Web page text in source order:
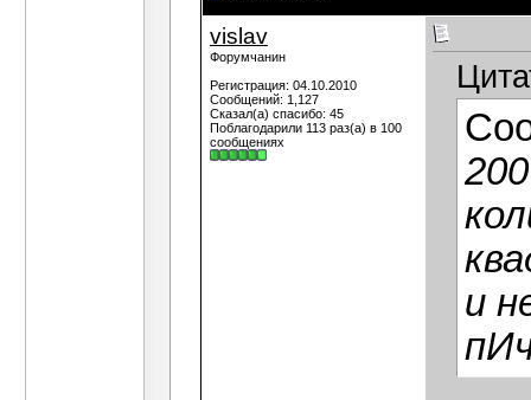
vislav
Форумчанин
Регистрация: 04.10.2010
Сообщений: 1,127
Сказал(а) спасибо: 45
Поблагодарили 113 раз(а) в 100
сообщениях
и